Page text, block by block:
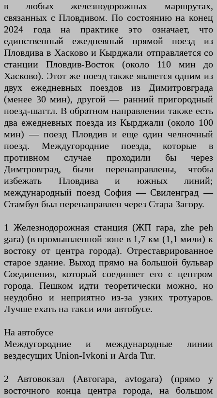
в любых железнодорожных маршрутах,
связанных с Пловдивом. По состоянию на конец
2024 года на практике это означает, что
единственный ежедневный прямой поезд из
Пловдива в Хасково и Кырджали отправляется со
станции Пловдив-Восток (около 110 мин до
Хасково). Этот же поезд также является одним из
двух ежедневных поездов из Димитровграда
(менее 30 мин), другой — ранний пригородный
поезд-шаттл. В обратном направлении также есть
два ежедневных поезда из Кырджали (около 100
мин) — поезд Пловдив и еще один челночный
поезд. Междугородние поезда, которые в
противном случае проходили бы через
Димтровград, были перенаправлены, чтобы
избежать Пловдива и южных линий;
международный поезд София — Свиленград —
Стамбул был перенаправлен через Стара Загору.
1 Железнодорожная станция (ЖП гара, zhe peh
gara) (в промышленной зоне в 1,7 км (1,1 мили) к
востоку от центра города). Отреставрированное
старое здание. Выход прямо на большой бульвар
Соединения, который соединяет его с центром
города. Пешком идти теоретически можно, но
неудобно и неприятно из-за узких тротуаров.
Лучше ехать на такси или автобусе.
На автобусе
Междугородние и международные линии
вездесущих Union-Ivkoni и Arda Tur.
2 Автовокзал (Автогара, avtogara) (прямо у
восточного конца центра города, на большом